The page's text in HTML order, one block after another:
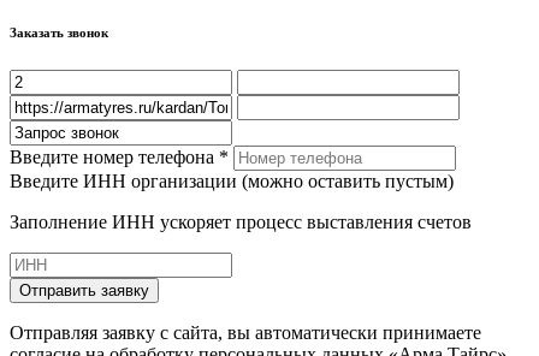
Заказать звонок
Введите номер телефона *
Введите ИНН организации (можно оставить пустым)
Заполнение ИНН ускоряет процесс выставления счетов
Отправить заявку
Отправляя заявку с сайта, вы автоматически принимаете